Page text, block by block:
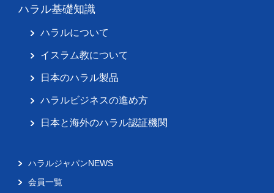
ハラル基礎知識
ハラルについて
イスラム教について
日本のハラル製品
ハラルビジネスの進め方
日本と海外のハラル認証機関
ハラルジャパンNEWS
会員一覧